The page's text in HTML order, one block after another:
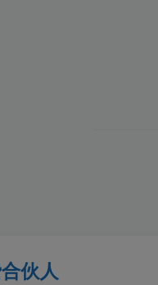
伙人